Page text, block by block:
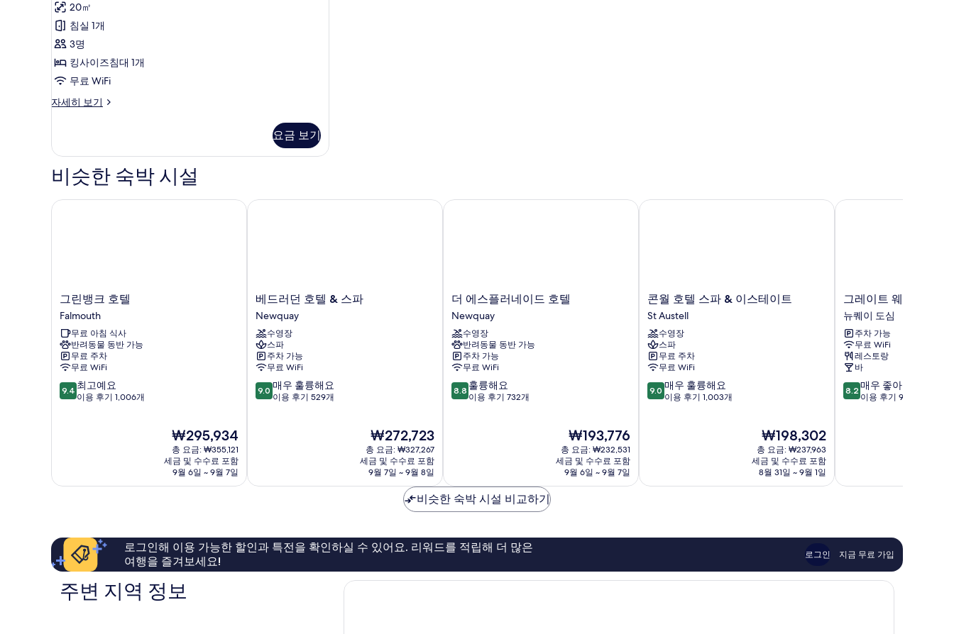
사
진
모
두
보
기
즈
침
대
개
세
히
보
더
블
룸,
킹
사
이
대
1
사
기
용
후
기
2
개)
20㎡
침실 1개
3명
킹사이즈침대 1개
무료 WiFi
자세히 보기
럭
블
킹
이
요금 보기
비슷한 숙박 시설
그
린
뱅
크
호
텔
Falmouth
그린뱅크 호텔
Falmouth
무료 아침 식사
반려동물 동반 가능
무료 주차
무료 WiFi
10
점
고
용
기
1,006
개
9.4 최고예요
이용 후기 1,006개
현
재
요
금
₩295,934
₩295,934
총 요금: ₩355,121
세금 및 수수료 포함
9월 6일 ~ 9월 7일
그린뱅크 호텔
베
드
러
던
호
텔
&
스
파
베드러던 호텔 & 스파
Newquay
수영장
스파
주차 가능
무료 WiFi
10
점
우
요,
이
후
9.0 매우 훌륭해요
이용 후기 529개
현
재
요
금
₩272,723
₩272,723
총 요금: ₩327,267
세금 및 수수료 포함
9월 7일 ~ 9월 8일
베드러던 호텔 & 스파
더
에
스
플
러
네
이
드
호
더 에스플러네이드 호텔
Newquay
수영장
반려동물 동반 가능
주차 가능
무료 WiFi
10
점
륭
해
요,
용
후
732
8.8 훌륭해요
이용 후기 732개
현
재
요
금
₩193,776
₩193,776
총 요금: ₩232,531
세금 및 수수료 포함
9월 6일 ~ 9월 7일
더 에스플러네이드 호텔
콘
월
호
텔
스
파
&
이
스
콘월 호텔 스파 & 이스테이트
St Austell
수영장
스파
무료 주차
무료 WiFi
10
점
우
요,
후
9.0 매우 훌륭해요
이용 후기 1,003개
현
재
요
금
₩198,302
₩198,302
총 요금: ₩237,963
세금 및 수수료 포함
8월 31일 ~ 9월 1일
콘월 호텔 스파 & 이스테이트
그
레
이
트
웨
스
턴
호
텔
그레이트 웨스턴 호텔
뉴퀘이 도심
주차 가능
무료 WiFi
레스토랑
바
10
점
우
이
용
후
기
8.2 매우 좋아요
이용 후기 949개
그레이트 웨스턴 호텔
비슷한 숙박 시설 비교하기
로그인해 이용 가능한 할인과 특전을 확인하실 수 있어요. 리워드를 적립해 더 많은
여행을 즐겨보세요!
로그인 지금 무료 가입
주변 지역 정보